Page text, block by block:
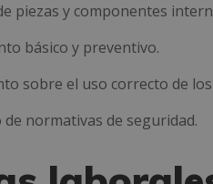
piezas y componentes
básico y preventivo.
sobre el uso correcto de
normativas de seguridad.